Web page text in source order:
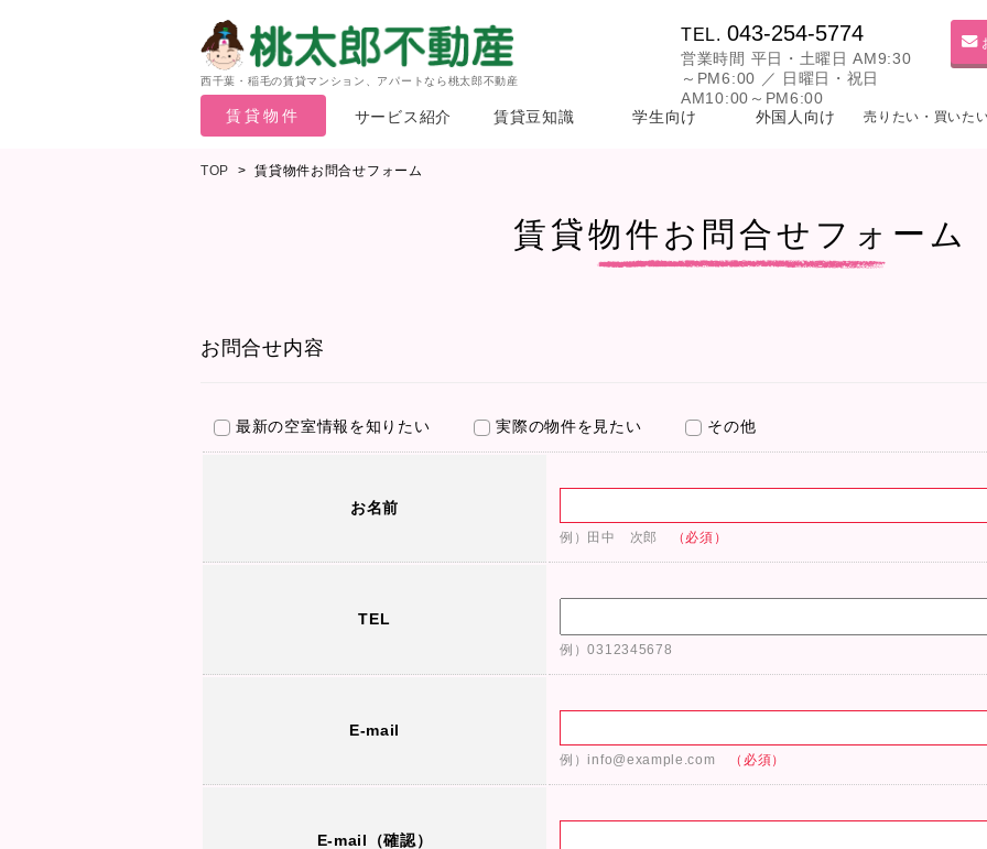
西千葉・稲毛の賃貸マンション、アパートなら桃太郎不動産
TEL. 043-254-5774
営業時間 平日・土曜日 AM9:30
～PM6:00 ／ 日曜日・祝日
AM10:00～PM6:00
賃貸物件
サービス紹介 賃貸豆知識 学生向け 外国人向け 売りたい・買いた
TOP > 賃貸物件お問合せフォーム
賃貸物件お問合せフォーム
お問合せ内容
最新の空室情報を知りたい 実際の物件を見たい その他
お名前
例）田中 次郎 （必須）
TEL
例）0312345678
E-mail
例）info@example.com （必須）
E-mail（確認）